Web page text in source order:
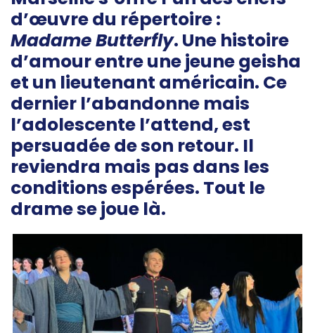
d’œuvre du répertoire :
Madame Butterfly. Une histoire
d’amour entre une jeune geisha
et un lieutenant américain. Ce
dernier l’abandonne mais
l’adolescente l’attend, est
persuadée de son retour. Il
reviendra mais pas dans les
conditions espérées. Tout le
drame se joue là.